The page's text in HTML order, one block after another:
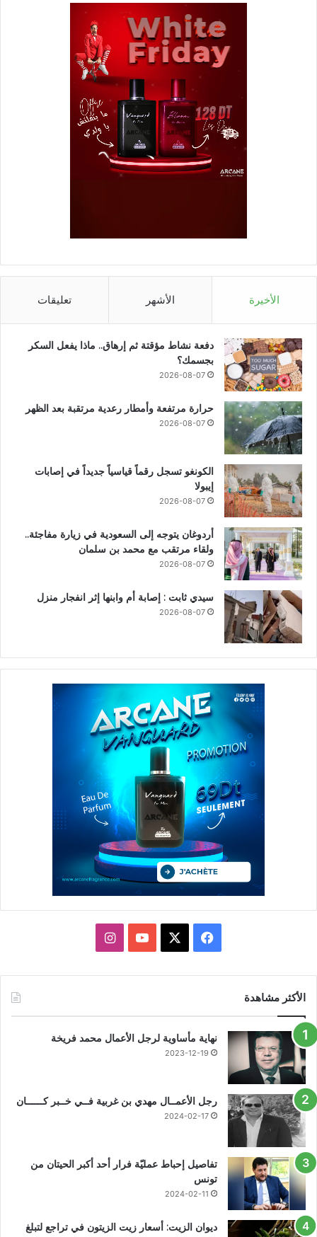
الأخيرة الأشهر تعليقات
دفعة نشاط مؤقتة ثم إرهاق.. ماذا يفعل السكر
بجسمك؟
2026-08-07
حرارة مرتفعة وأمطار رعدية مرتقبة بعد الظهر
2026-08-07
الكونغو تسجل رقماً قياسياً جديداً في إصابات
إيبولا
2026-08-07
أردوغان يتوجه إلى السعودية في زيارة مفاجئة..
ولقاء مرتقب مع محمد بن سلمان
2026-08-07
سيدي ثابت : إصابة أم وابنها إثر انفجار منزل
2026-08-07
فيسبوك يوتيوبانستقرام
الأكثر مشاهدة
نهاية مأساوية لرجل الأعمال محمد فريخة
2023-12-19
رجل الأعمــال مهدي بن غربية فــي خــبر كــــــان
2024-02-17
تفاصيل إحباط عمليّة فرار أحد أكبر الحيتان من
تونس
2024-02-11
ديوان الزيت: أسعار زيت الزيتون في تراجع لتبلغ